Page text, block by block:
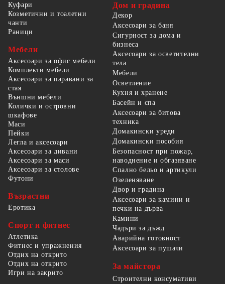
Куфари
Козметични и тоалетни
чанти
Раници
Мебели
Аксесоари за офис мебели
Комплекти мебели
Аксесоари за паравани за
стая
Външни мебели
Колички и островни
шкафове
Маси
Пейки
Легла и аксесоари
Аксесоари за дивани
Аксесоари за маси
Аксесоари за столове
Футони
Възрастни
Еротика
Спорт и фитнес
Атлетика
Фитнес и упражнения
Отдих на открито
Отдих на открито
Игри на закрито
Дом и градина
Декор
Аксесоари за баня
Сигурност за дома и
бизнеса
Аксесоари за осветителни
тела
Мебели
Осветление
Кухня и хранене
Басейн и спа
Аксесоари за битова
техника
Домакински уреди
Домакински пособия
Безопасност при пожар,
наводнение и обгазяване
Спално бельо и артикули
Озеленяване
Двор и градина
Аксесоари за камини и
печки на дърва
Камини
Чадъри за дъжд
Аварийна готовност
Аксесоари за пушачи
За майстора
Строителни консумативи